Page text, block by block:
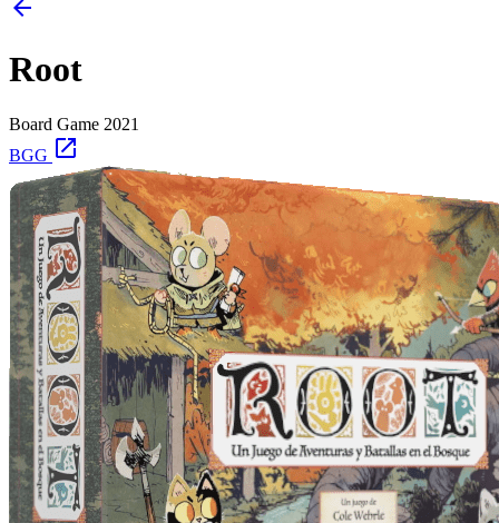
arrow_back
Root
Board Game 2021
BGG open_in_new